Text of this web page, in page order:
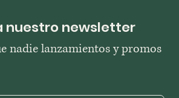
nuestro newsletter
nadie lanzamientos y promos